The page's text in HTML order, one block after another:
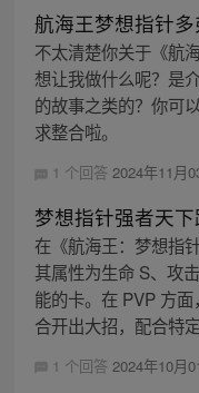
航海王梦想指针
不太清楚你关于《航
想让我做什么呢？是
的故事之类的？你可
求整合啦。
1 个回答 2024年11月
梦想指针强者天
在《航海王：梦想指
其属性为生命 S、攻
能的卡。在 PVP 方
合开出大招，配合特
1 个回答 2024年10月